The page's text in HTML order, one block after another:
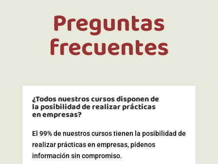
Preguntas
frecuentes
¿Todos nuestros cursos disponen de
la posibilidad de realizar prácticas
en empresas?
El 99% de nuestros cursos tienen la posibilidad de
realizar prácticas en empresas, pídenos
información sin compromiso.